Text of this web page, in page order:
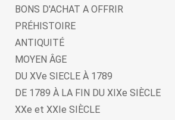
BONS D'ACHAT A OFFRIR
PRÉHISTOIRE
ANTIQUITÉ
MOYEN ÂGE
DU XVe SIECLE À 1789
DE 1789 À LA FIN DU XIXe SIÈCLE
XXe et XXIe SIÈCLE